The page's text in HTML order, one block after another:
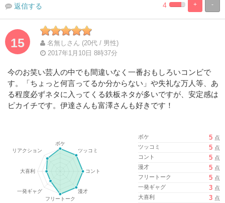
-
+
% 100%
4
返信する
15
名無しさん (20代 / 男性)
2017年1月10日 8時37分
今のお笑い芸人の中でも間違いなく一番おもしろいコンビで
す。「ちょっと何言ってるか分からない」や失礼な万人等、あ
る程度必ずネタに入ってくる鉄板ネタが多いですが、安定感は
ピカイチです。伊達さんも富澤さんも好きです！
ボケ 5 点
ツッコミ
5 点
コント
5 点
漫才
5 点
フリートーク
5 点
一発ギャグ
3 点
大喜利
3 点